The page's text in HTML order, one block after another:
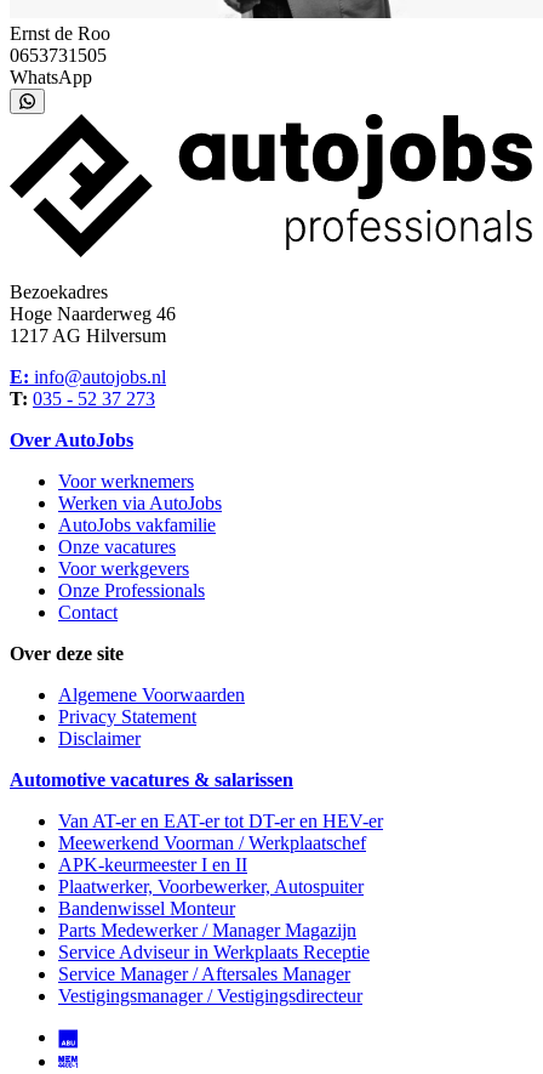
Ernst de Roo
0653731505
WhatsApp
Bezoekadres
Hoge Naarderweg 46
1217 AG Hilversum
E: info@autojobs.nl
T: 035 - 52 37 273
Over AutoJobs
Voor werknemers
Werken via AutoJobs
AutoJobs vakfamilie
Onze vacatures
Voor werkgevers
Onze Professionals
Contact
Over deze site
Algemene Voorwaarden
Privacy Statement
Disclaimer
Automotive vacatures & salarissen
Van AT-er en EAT-er tot DT-er en HEV-er
Meewerkend Voorman / Werkplaatschef
APK-keurmeester I en II
Plaatwerker, Voorbewerker, Autospuiter
Bandenwissel Monteur
Parts Medewerker / Manager Magazijn
Service Adviseurin Werkplaats Receptie
Service Manager / Aftersales Manager
Vestigingsmanager / Vestigingsdirecteur